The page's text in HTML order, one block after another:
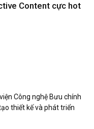
Content cực hot
Công nghệ Bưu chính
thiết kế và phát triển